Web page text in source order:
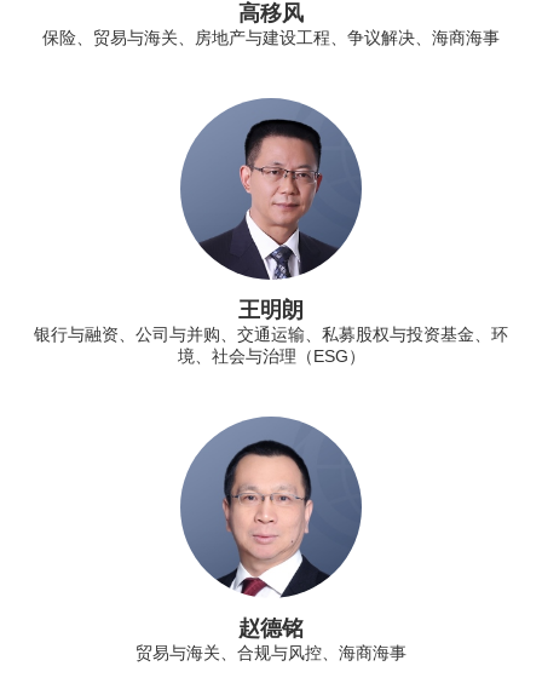
高移风
保险、贸易与海关、房地产与建设工程、争议解决、海商海事
王明朗
银行与融资、公司与并购、交通运输、私募股权与投资基金、环
境、社会与治理（ESG）
赵德铭
贸易与海关、合规与风控、海商海事